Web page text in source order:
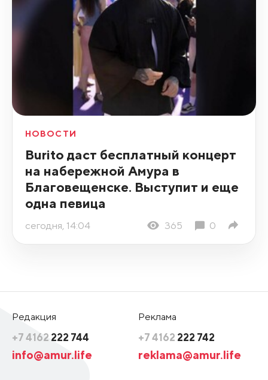
НОВОСТИ
Burito даст бесплатный концерт
на набережной Амура в
Благовещенске. Выступит и еще
одна певица
сегодня, 14:04 365 0
Редакция
+7 4162 222 744
info@amur.life
Реклама
+7 4162 222 742
reklama@amur.life